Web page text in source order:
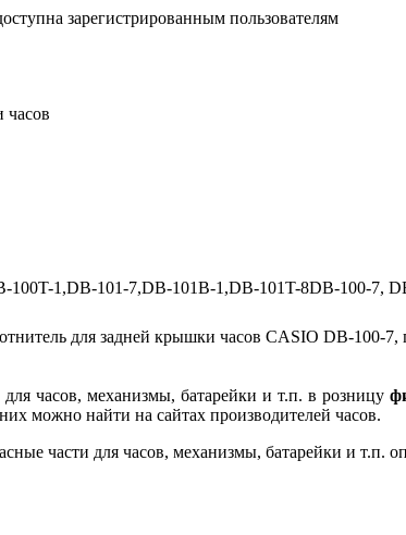
зарегистрированным пользователям
часов
1,DB-101-7,DB-101B-1,DB-101T-8DB-100-7,
для задней крышки часов CASIO DB-100-7,
часов, механизмы, батарейки и т.п. в розницу
можно найти на сайтах производителей часов.
части для часов, механизмы, батарейки и т.п.